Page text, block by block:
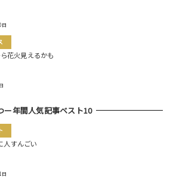
花火見えるかも
ー年間人気記事ベスト10
人すんごい